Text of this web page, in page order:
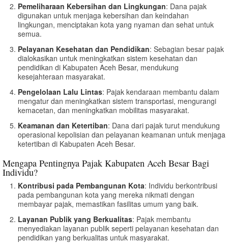
Pemeliharaan Kebersihan dan Lingkungan: Dana pajak
digunakan untuk menjaga kebersihan dan keindahan
lingkungan, menciptakan kota yang nyaman dan sehat untuk
semua.
Pelayanan Kesehatan dan Pendidikan: Sebagian besar pajak
dialokasikan untuk meningkatkan sistem kesehatan dan
pendidikan di Kabupaten Aceh Besar, mendukung
kesejahteraan masyarakat.
Pengelolaan Lalu Lintas: Pajak kendaraan membantu dalam
mengatur dan meningkatkan sistem transportasi, mengurangi
kemacetan, dan meningkatkan mobilitas masyarakat.
Keamanan dan Ketertiban: Dana dari pajak turut mendukung
operasional kepolisian dan pelayanan keamanan untuk menjaga
ketertiban di Kabupaten Aceh Besar.
Mengapa Pentingnya Pajak Kabupaten Aceh Besar Bagi
Individu?
Kontribusi pada Pembangunan Kota: Individu berkontribusi
pada pembangunan kota yang mereka nikmati dengan
membayar pajak, memastikan fasilitas umum yang baik.
Layanan Publik yang Berkualitas: Pajak membantu
menyediakan layanan publik seperti pelayanan kesehatan dan
pendidikan yang berkualitas untuk masyarakat.